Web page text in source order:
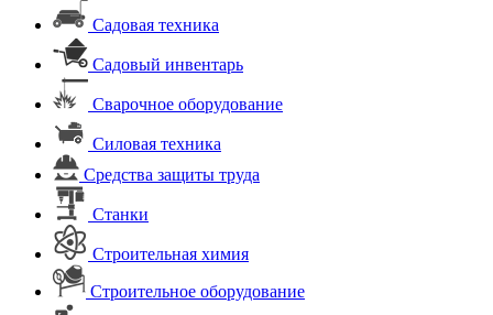
Садовая техника
Садовый инвентарь
Сварочное оборудование
Силовая техника
Средства защиты труда
Станки
Строительная химия
Строительное оборудование